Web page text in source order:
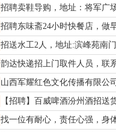
招送水工2人，地址:滨峰苑南门